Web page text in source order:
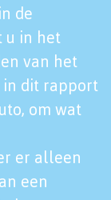
de
u in het
van het
in dit rapport
om wat
er alleen
een